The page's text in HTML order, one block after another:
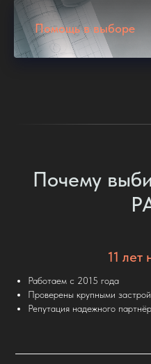
Помощь в выборе
Почему
11 лет
Работаем с 2015 года
Проверены крупными
Репутация надежного